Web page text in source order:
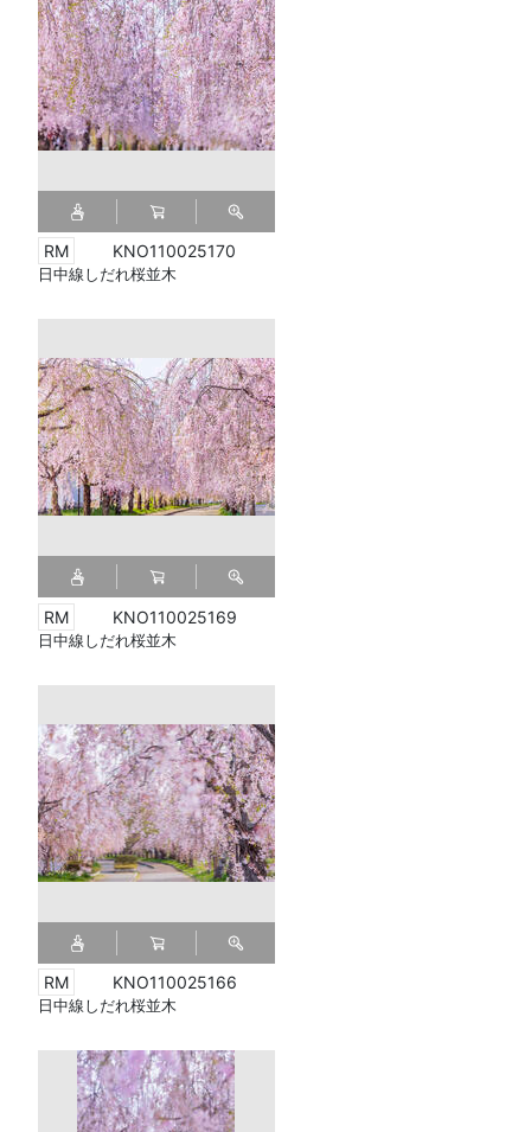
KNO110025170
日中線しだれ桜並木
KNO110025169
日中線しだれ桜並木
KNO110025166
日中線しだれ桜並木